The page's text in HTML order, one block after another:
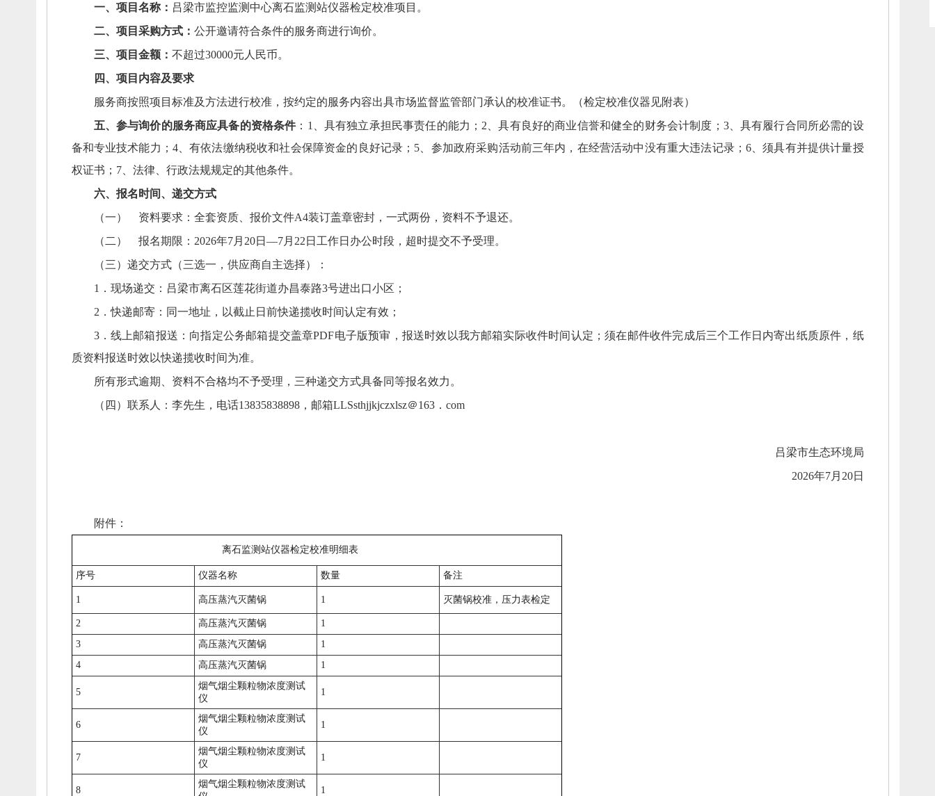
一、 项目名称： 吕梁市监控监测中心离石监测站仪器检定校准项目。
二、 项目采购方式： 公开邀请符合条件的服务商进行询价。
三、 项目金额： 不超过30000元人民币。
四、 项目内容及要求
服务商按照项目标准及方法进行校准， 按约定的服务内容出具市场监督监管部门承认的校准证书。
（检定校准仪器见附表）
五、 参与询价的服务商应具备的资格条件： 1、 具有独立承担民事责任的能力； 2、具有良好的商业信誉和健全的财务会计制度； 3、 具有履行合同所必需的设
备和专业技术能力； 4、有依法缴纳税收和社会保障资金的良好记录； 5、 参加政府采购活动前三年内， 在经营活动中没有重大违法记录； 6、须具有并提供计量授
权证书； 7、 法律、 行政法规规定的其他条件。
六、 报名时间、 递交方式
（一） 资料要求： 全套资质、 报价文件A4装订盖章密封， 一式两份， 资料不予退还。
（二） 报名期限： 2026年7月20日—7月22日工作日办公时段， 超时提交不予受理。
（三）递交方式（三选一， 供应商自主选择）：
1．现场递交： 吕梁市离石区莲花街道办昌泰路3号进出口小区；
2．快递邮寄： 同一地址， 以截止日前快递揽收时间认定有效；
3． 线上邮箱报送： 向指定公务邮箱提交盖章PDF电子版预审， 报送时效以我方邮箱实际收件时间认定；须在邮件收件完成后三个工作日内寄出纸质原件， 纸
质资料报送时效以快递揽收时间为准。
所有形式逾期、 资料不合格均不予受理， 三种递交方式具备同等报名效力。
（四）联系人： 李先生， 电话13835838898， 邮箱LLSsthjjkjczxlsz＠163．com
吕梁市生态环境局
2026年7月20日
附件：
离石监测站仪器检定校准明细表
序号 仪器名称 数量 备注
1 高压蒸汽灭菌锅 1 灭菌锅校准， 压力表检定
2 高压蒸汽灭菌锅
1
3
高压蒸汽灭菌锅
1
4
高压蒸汽灭菌锅 1
5
烟气烟尘颗粒物浓度测试
仪
1
6
烟气烟尘颗粒物浓度测试
仪
1
7
烟气烟尘颗粒物浓度测试
仪
1
8
烟气烟尘颗粒物浓度测试
1